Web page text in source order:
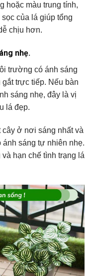
hoặc màu trung tính,
của lá giúp tổng
chịu hơn.
nhẹ.
trường có ánh sáng
trực tiếp. Nếu bàn
sáng nhẹ, đây là vị
lá đẹp.
cây ở nơi sáng nhất và
sáng tự nhiên nhẹ.
hạn chế tình trạng lá